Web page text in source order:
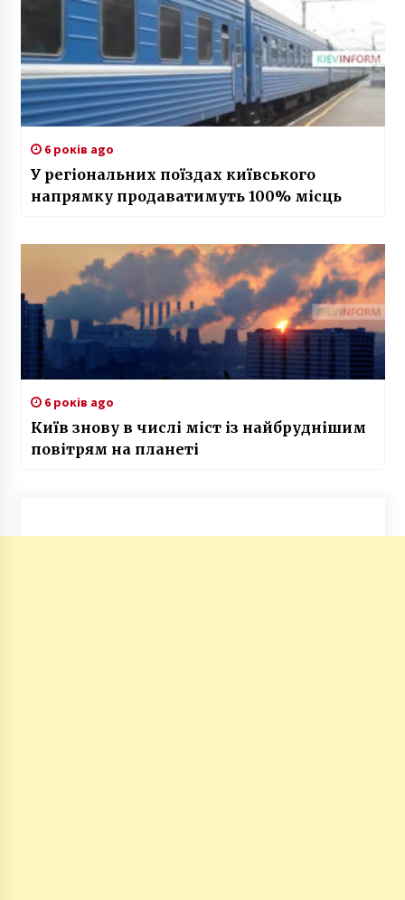
6 років ago
У регіональних поїздах київського
напрямку продаватимуть 100% місць
6 років ago
Київ знову в числі міст із найбруднішим
повітрям на планеті